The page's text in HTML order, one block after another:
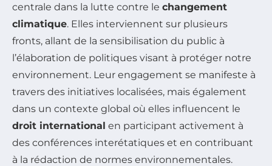
centrale dans la lutte contre le changement
climatique. Elles interviennent sur plusieurs
fronts, allant de la sensibilisation du public à
l’élaboration de politiques visant à protéger notre
environnement. Leur engagement se manifeste à
travers des initiatives localisées, mais également
dans un contexte global où elles influencent le
droit international en participant activement à
des conférences interétatiques et en contribuant
à la rédaction de normes environnementales.